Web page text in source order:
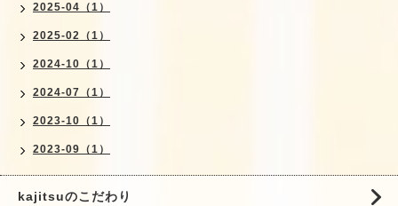
2025-04（1）
2025-02（1）
2024-10（1）
2024-07（1）
2023-10（1）
2023-09（1）
kajitsuのこだわり